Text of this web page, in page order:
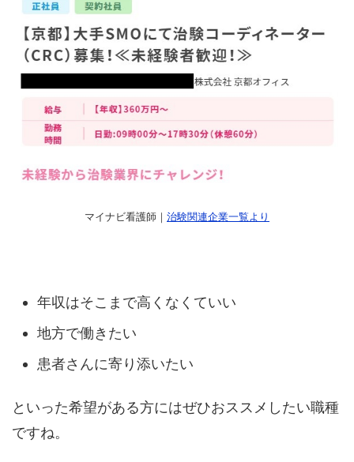
マイナビ看護師｜ 治験関連企業一覧より
年収はそこまで高くなくていい
地方で働きたい
患者さんに寄り添いたい
といった希望がある方にはぜひおススメしたい職種
ですね。